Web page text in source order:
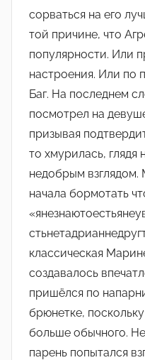
сорваться на его
той причине, что
популярности. Или
настроения. Или по
Баг. На последнем
посмотрел на
призывая
то хмурилась, глядя
недобрым
начала бормотать
классическая
создавалось
пришёлся по
брюнетке,
больше обычного.
парень попытался